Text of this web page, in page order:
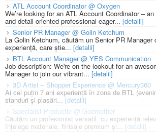
ATL Account Coordinator @ Oxygen
We’re looking for an ATL Account Coordinator –
and detail-oriented professional eager... [detalii]
Senior PR Manager @ Golin Ketchum
La Golin Ketchum, căutăm un Senior PR Manager
experiență, care știe... [detalii]
BTL Account Manager @ YES Communication
Job description: We're on the lookout for an
Manager to join our vibrant... [detalii]
3D Artist – Shopper Experience @ Mercury360
Ai cel puțin 7 ani experiență în zona de BTL
standuri și plasări... [detalii]
Specialist Productie @ Godmother
Căutăm un profesionist versatil, cu experiență
înțelege materiale, finisaje premium și... [detalii]